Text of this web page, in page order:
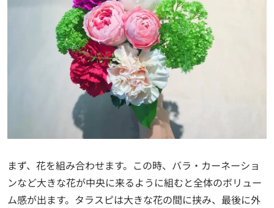
まず、花を組み合わせます。この時、バラ・カーネーショ
ンなど大きな花が中央に来るように組むと全体のボリュー
ム感が出ます。タラスピは大きな花の間に挟み、最後に外